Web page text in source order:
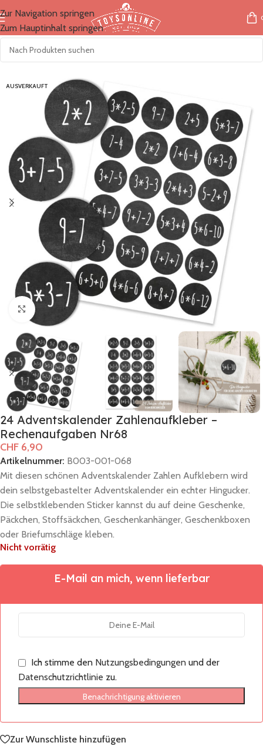
Zur Navigation springen
Zum Hauptinhalt springen
Start/Marken/Papierdrachen
AUSVERKAUFT
Zum Vergrößern klicken
24 Adventskalender Zahlenaufkleber –
Rechenaufgaben Nr68
CHF 6,90
Artikelnummer: B003-001-068
Mit diesen schönen Adventskalender Zahlen Aufklebern wird
dein selbstgebastelter Adventskalender ein echter Hingucker.
Die selbstklebenden Sticker kannst du auf deine Geschenke,
Päckchen, Stoffsäckchen, Geschenkanhänger, Geschenkboxen
oder Briefumschläge kleben.
Nicht vorrätig
E-Mail an mich, wenn lieferbar
Ich stimme den Nutzungsbedingungen und der
Datenschutzrichtlinie zu.
Benachrichtigung aktivieren
Zur Wunschliste hinzufügen